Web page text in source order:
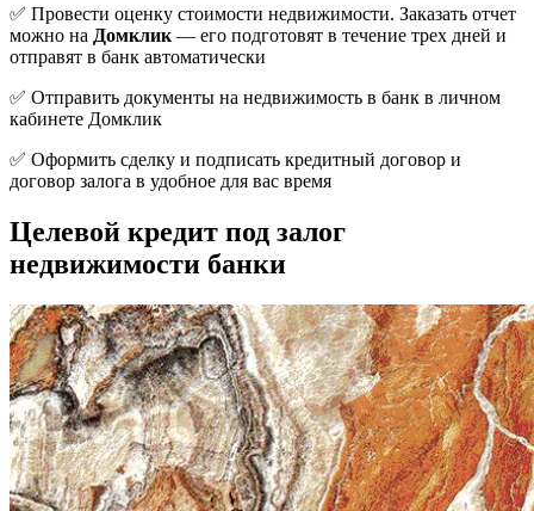
✅ Провести оценку стоимости недвижимости. Заказать отчет
можно на Домклик — его подготовят в течение трех дней и
отправят в банк автоматически
✅ Отправить документы на недвижимость в банк в личном
кабинете Домклик
✅ Оформить сделку и подписать кредитный договор и
договор залога в удобное для вас время
Целевой кредит под залог
недвижимости банки